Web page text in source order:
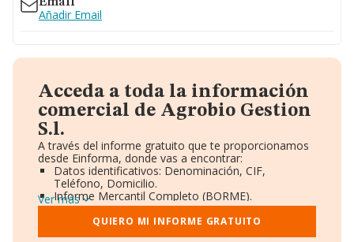
Añadir Email
Acceda a toda la información
comercial de Agrobio Gestion
S.l.
A través del informe gratuito que te proporcionamos
desde Einforma, donde vas a encontrar:
Datos identificativos: Denominación, CIF,
Teléfono, Domicilio.
Informe Mercantil Completo (BORME).
Gráficos de Evolución Ventas y Empleados.
Consejo de Administración y Administradores.
Directivos y Ejecutivos.
Ver más
QUIERO MI INFORME GRATUITO